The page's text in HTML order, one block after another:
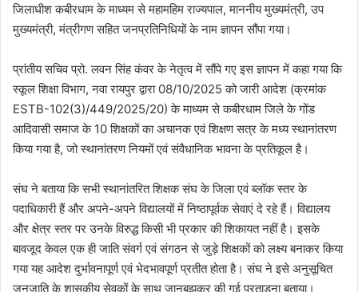
जिलाधीश कबीरधाम के माध्यम से महामहिम राज्यपाल, माननीय मुख्यमंत्री, उप
मुख्यमंत्री, मंत्रीगण सहित जनप्रतिनिधियों के नाम ज्ञापन सौंपा गया।
प्रांतीय सचिव प्रो. लवन सिंह कंवर के नेतृत्व में सौंपे गए इस ज्ञापन में कहा गया कि
स्कूल शिक्षा विभाग, नवा रायपुर द्वारा 08/10/2025 को जारी आदेश (क्रमांक
ESTB-102(3)/449/2025/20) के माध्यम से कबीरधाम जिले के गोंड
आदिवासी समाज के 10 शिक्षकों का अचानक एवं शिक्षण सत्र के मध्य स्थानांतरण
किया गया है, जो स्थानांतरण नियमों एवं संवैधानिक भावना के प्रतिकूल है।
संघ ने बताया कि सभी स्थानांतरित शिक्षक संघ के जिला एवं ब्लॉक स्तर के
पदाधिकारी हैं और अपने-अपने विद्यालयों में निष्ठापूर्वक सेवाएं दे रहे हैं। विद्यालय
और क्षेत्र स्तर पर उनके विरुद्ध किसी भी प्रकार की शिकायत नहीं है। इसके
बावजूद केवल एक ही जाति संवर्ग एवं संगठन से जुड़े शिक्षकों को लक्ष्य बनाकर किया
गया यह आदेश दुर्भावनापूर्ण एवं भेदभावपूर्ण प्रतीत होता है। संघ ने इसे अनुसूचित
जनजाति के शासकीय सेवकों के साथ जानबूझकर की गई प्रताड़ना बताया।